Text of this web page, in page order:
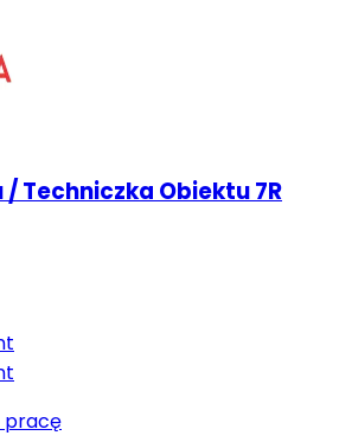
Techniczka Obiektu 7R
pracę